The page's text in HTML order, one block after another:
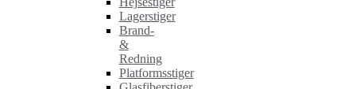
Lagerstiger
Brand-
&
Redning
Platformsstiger